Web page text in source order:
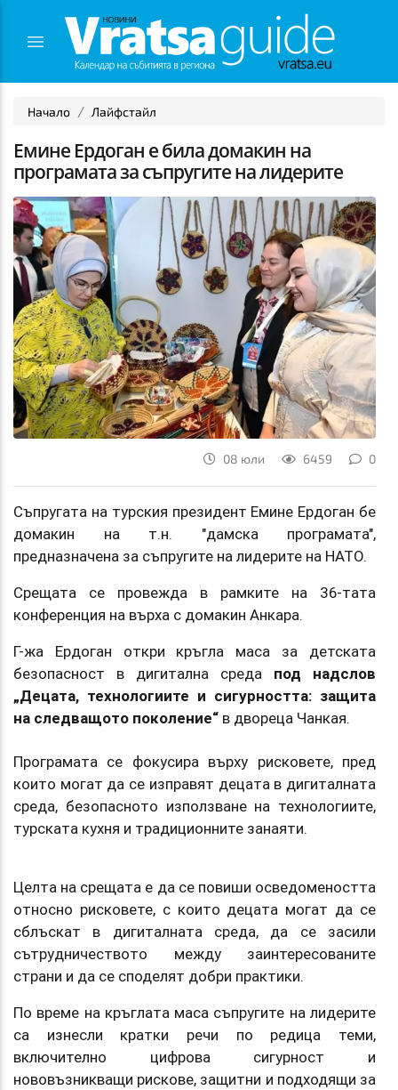
Начало Лайфстайл
Емине Ердоган е била домакин на
програмата за съпругите на лидерите
08 юли 6459 0
Съпругата на турския президент Емине Ердоган бе
домакин на т.н. "дамска програмата",
предназначена за съпругите на лидерите на НАТО.
Срещата се провежда в рамките на 36-тата
конференция на върха с домакин Анкара.
Г-жа Ердоган откри кръгла маса за детската
безопасност в дигитална среда под надслов
„Децата, технологиите и сигурността: защита
на следващото поколение“ в двореца Чанкая.
Програмата се фокусира върху рисковете, пред
които могат да се изправят децата в дигиталната
среда, безопасното използване на технологиите,
турската кухня и традиционните занаяти.
Целта на срещата е да се повиши осведомеността
относно рисковете, с които децата могат да се
сблъскат в дигиталната среда, да се засили
сътрудничеството между заинтересованите
страни и да се споделят добри практики.
По време на кръглата маса съпругите на лидерите
са изнесли кратки речи по редица теми,
включително цифрова сигурност и
нововъзникващи рискове, защитни и подходящи за